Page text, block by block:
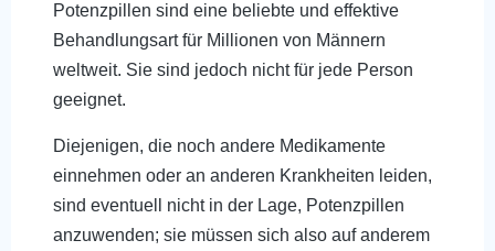
Potenzpillen sind eine beliebte und effektive
Behandlungsart für Millionen von Männern
weltweit. Sie sind jedoch nicht für jede Person
geeignet.
Diejenigen, die noch andere Medikamente
einnehmen oder an anderen Krankheiten leiden,
sind eventuell nicht in der Lage, Potenzpillen
anzuwenden; sie müssen sich also auf anderem